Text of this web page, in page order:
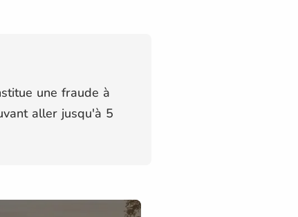
une fraude à
aller jusqu'à 5